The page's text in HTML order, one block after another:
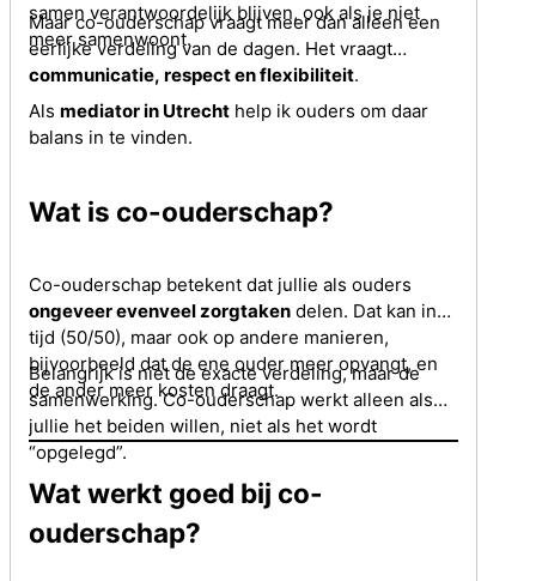
samen verantwoordelijk blijven, ook als je niet
meer samenwoont.
Maar co-ouderschap vraagt meer dan alleen een
eerlijke verdeling van de dagen. Het vraagt
communicatie, respect en flexibiliteit.
Als mediator in Utrecht help ik ouders om daar
balans in te vinden.
Wat is co-ouderschap?
Co-ouderschap betekent dat jullie als ouders
ongeveer evenveel zorgtaken delen. Dat kan in
tijd (50/50), maar ook op andere manieren,
bijvoorbeeld dat de ene ouder meer opvangt, en
de ander meer kosten draagt.
Belangrijk is niet de exacte verdeling, maar de
samenwerking. Co-ouderschap werkt alleen als
jullie het beiden willen, niet als het wordt
“opgelegd”.
Wat werkt goed bij co-
ouderschap?